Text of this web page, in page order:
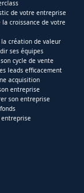
de votre entreprise
la croissance de votre
création de valeur
ses équipes
cycle de vente
leads efficacement
acquisition
entreprise
son entreprise
entreprise